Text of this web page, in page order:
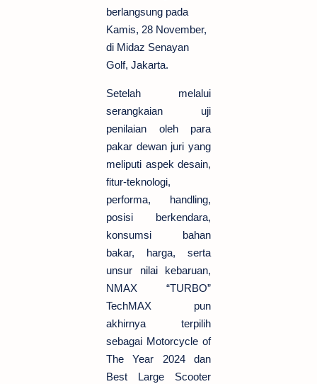
berlangsung pada
Kamis, 28 November,
di Midaz Senayan
Golf, Jakarta.
Setelah melalui
serangkaian uji
penilaian oleh para
pakar dewan juri yang
meliputi aspek desain,
fitur-teknologi,
performa, handling,
posisi berkendara,
konsumsi bahan
bakar, harga, serta
unsur nilai kebaruan,
NMAX “TURBO”
TechMAX pun
akhirnya terpilih
sebagai Motorcycle of
The Year 2024 dan
Best Large Scooter